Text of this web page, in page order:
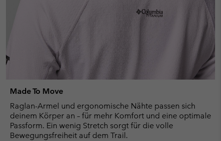
Made To Move
Raglan-Armel und ergonomische Nähte passen sich
deinem Körper an – für mehr Komfort und eine optimale
Passform. Ein wenig Stretch sorgt für die volle
Bewegungsfreiheit auf dem Trail.